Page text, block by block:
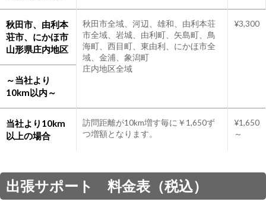
秋田市、由利本
荘市、にかほ市
山形県庄内地区
秋田市全域、河辺、雄和、由利本荘
市全域、岩城、由利町、矢島町、鳥
海町、西目町、東由利、にかほ市全
域、金浦、象潟町
庄内地区全域
¥3,300
～当社より
10km以内～
当社より10km
以上の場合
訪問距離が10km増す毎に￥1,650ず
つ増額となります。
¥1,650
～
出張サポート 料金表（税込）